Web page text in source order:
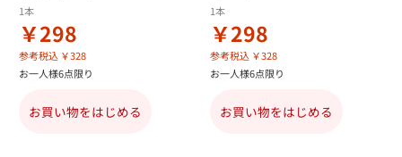
1本
￥298
参考税込 ￥328
お一人様6点限り
お買い物をはじめる
1本
￥298
参考税込 ￥328
お一人様6点限り
お買い物をはじめる